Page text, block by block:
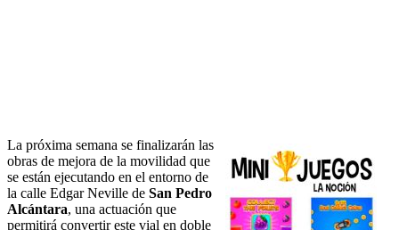
La próxima semana se finalizarán las
obras de mejora de la movilidad que
se están ejecutando en el entorno de
la calle Edgar Neville de San Pedro
Alcántara, una actuación que
permitirá convertir este vial en doble